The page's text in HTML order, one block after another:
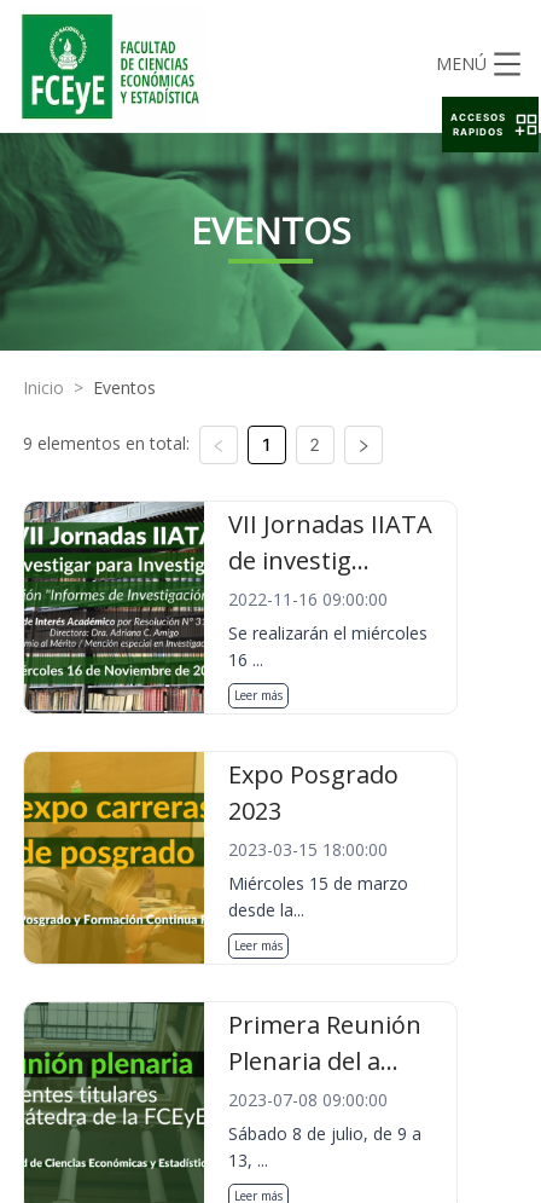
MENÚ
EVENTOS
Inicio > Eventos
9 elementos en total: 1 2
VII Jornadas IIATA
de investig...
2022-11-16 09:00:00
Se realizarán el miércoles
16 ...
Leer más
Expo Posgrado
2023
2023-03-15 18:00:00
Miércoles 15 de marzo
desde la...
Leer más
Primera Reunión
Plenaria del a...
2023-07-08 09:00:00
Sábado 8 de julio, de 9 a
13, ...
Leer más
ACCESOS
RAPIDOS